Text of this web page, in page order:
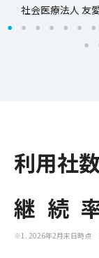
社会医療法人 友
利用社
継続
※1. 2026年2月末日時点